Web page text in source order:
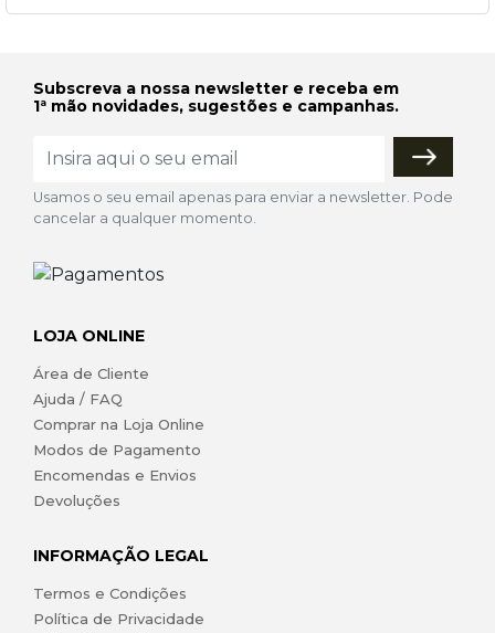
Subscreva a nossa newsletter e receba em
1ª mão novidades, sugestões e campanhas.
Usamos o seu email apenas para enviar a newsletter. Pode
cancelar a qualquer momento.
LOJA ONLINE
Área de Cliente
Ajuda / FAQ
Comprar na Loja Online
Modos de Pagamento
Encomendas e Envios
Devoluções
INFORMAÇÃO LEGAL
Termos e Condições
Política de Privacidade